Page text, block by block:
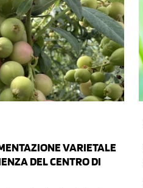
VARIETALE
DEL CENTRO DI